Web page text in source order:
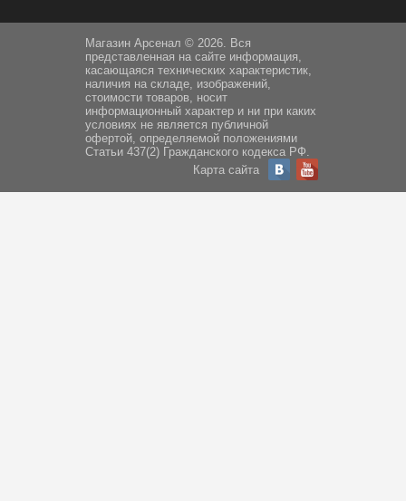
Магазин Арсенал © 2026. Вся
представленная на сайте информация,
касающаяся технических характеристик,
наличия на складе, изображений,
стоимости товаров, носит
информационный характер и ни при каких
условиях не является публичной
офертой, определяемой положениями
Статьи 437(2) Гражданского кодекса РФ.
Карта сайта